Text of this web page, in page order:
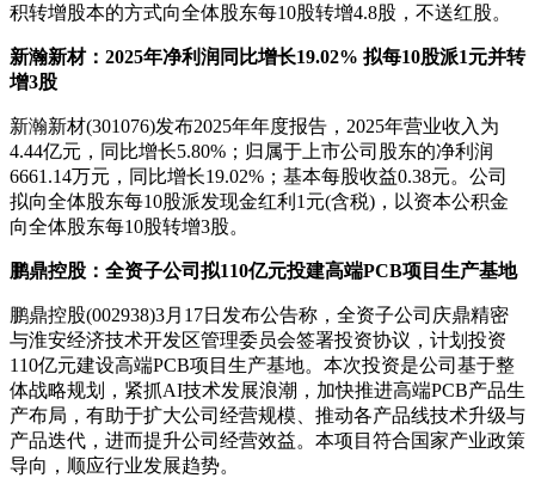
积转增股本的方式向全体股东每10股转增4.8股，不送红股。
新瀚新材：2025年净利润同比增长19.02% 拟每10股派1元并转
增3股
新瀚新材(301076)发布2025年年度报告，2025年营业收入为
4.44亿元，同比增长5.80%；归属于上市公司股东的净利润
6661.14万元，同比增长19.02%；基本每股收益0.38元。公司
拟向全体股东每10股派发现金红利1元(含税)，以资本公积金
向全体股东每10股转增3股。
鹏鼎控股：全资子公司拟110亿元投建高端PCB项目生产基地
鹏鼎控股(002938)3月17日发布公告称，全资子公司庆鼎精密
与淮安经济技术开发区管理委员会签署投资协议，计划投资
110亿元建设高端PCB项目生产基地。本次投资是公司基于整
体战略规划，紧抓AI技术发展浪潮，加快推进高端PCB产品生
产布局，有助于扩大公司经营规模、推动各产品线技术升级与
产品迭代，进而提升公司经营效益。本项目符合国家产业政策
导向，顺应行业发展趋势。